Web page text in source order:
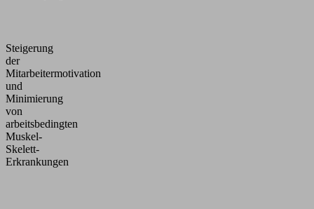
Steigerung
der
Mitarbeitermotivation
und
Minimierung
von
arbeitsbedingten
Muskel-
Skelett-
Erkrankungen